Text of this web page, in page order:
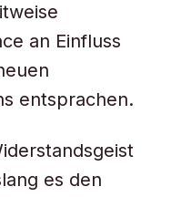
an Einfluss
entsprachen.
es den